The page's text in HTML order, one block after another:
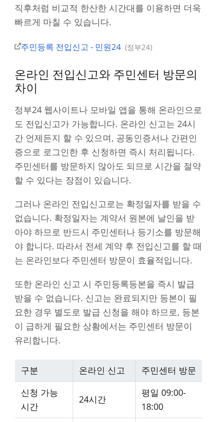
직후처럼 비교적 한산한 시간대를 이용하면 더욱
빠르게 마칠 수 있습니다.
주민등록 전입신고 - 민원24 정부24
온라인 전입신고와 주민센터 방문의
차이
정부24 웹사이트나 모바일 앱을 통해 온라인으로
도 전입신고가 가능합니다. 온라인 신고는 24시
간 언제든지 할 수 있으며, 공동인증서나 간편인
증으로 로그인한 후 신청하면 즉시 처리됩니다.
주민센터를 방문하지 않아도 되므로 시간을 절약
할 수 있다는 장점이 있습니다.
그러나 온라인 전입신고로는 확정일자를 받을 수
없습니다. 확정일자는 계약서 원본에 날인을 받
아야 하므로 반드시 주민센터나 등기소를 방문해
야 합니다. 따라서 전세 계약 후 전입신고를 할 때
는 온라인보다 주민센터 방문이 효율적입니다.
또한 온라인 신고 시 주민등록등본을 즉시 발급
받을 수 없습니다. 신고는 완료되지만 등본이 필
요한 경우 별도로 발급 신청을 해야 하므로, 등본
이 급하게 필요한 상황에서는 주민센터 방문이
유리합니다.
구분 온라인 신고
주민센터 방문
신청 가능
시간
24시간
평일 09:00-
18:00